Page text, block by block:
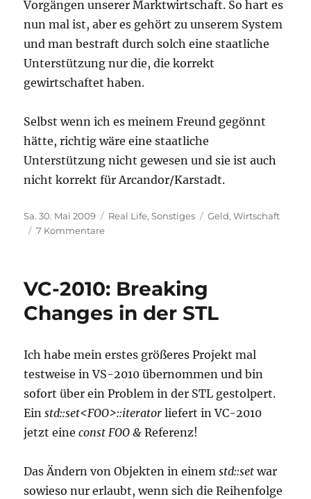
Vorgängen unserer Marktwirtschaft. So hart es
nun mal ist, aber es gehört zu unserem System
und man bestraft durch solch eine staatliche
Unterstützung nur die, die korrekt
gewirtschaftet haben.
Selbst wenn ich es meinem Freund gegönnt
hätte, richtig wäre eine staatliche
Unterstützung nicht gewesen und sie ist auch
nicht korrekt für Arcandor/Karstadt.
Veröffentlicht
am
Sa. 30. Mai 2009 Kategorien
Real Life,Sonstiges Schlagwörter
Geld,Wirtschaft
7 Kommentarezu
Millionen
vom
Staat…
VC-2010: Breaking
Changes in der STL
Ich habe mein erstes größeres Projekt mal
testweise in VS-2010 übernommen und bin
sofort über ein Problem in der STL gestolpert.
Einstd::set<FOO>::iterator liefert in VC-2010
jetzt eineconst FOO &Referenz!
Das Ändern von Objekten in einemstd::set war
sowieso nur erlaubt, wenn sich die Reihenfolge